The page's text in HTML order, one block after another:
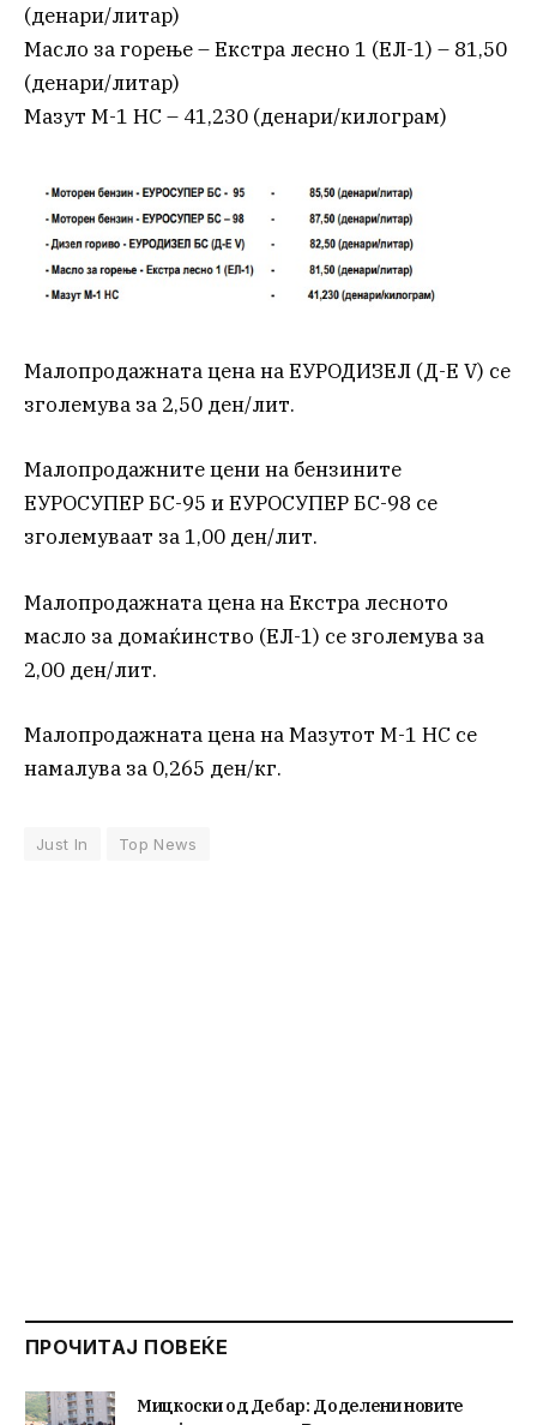
(денари/литар)
Масло за горење – Екстра лесно 1 (ЕЛ-1) – 81,50
(денари/литар)
Мазут М-1 НС – 41,230 (денари/килограм)
Малопродажната цена на ЕУРОДИЗЕЛ (Д-Е V) се
зголемува за 2,50 ден/лит.
Малопродажните цени на бензините
ЕУРОСУПЕР БС-95 и ЕУРОСУПЕР БС-98 се
зголемуваат за 1,00 ден/лит.
Малопродажната цена на Екстра лесното
масло за домаќинство (ЕЛ-1) се зголемува за
2,00 ден/лит.
Малопродажната цена на Мазутот М-1 НС се
намалува за 0,265 ден/кг.
Just In Top News
ПРОЧИТАЈ ПОВЕЌЕ
Мицкоски од Дебар: Доделени новите